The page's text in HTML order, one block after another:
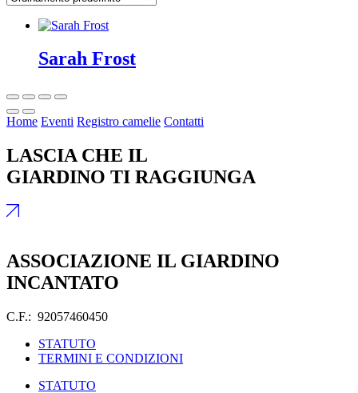
Sarah Frost
Home Eventi Registro camelie Contatti
LASCIA CHE IL
GIARDINO TI RAGGIUNGA
ASSOCIAZIONE IL GIARDINO
INCANTATO
C.F.: 92057460450
STATUTO
TERMINI E CONDIZIONI
STATUTO